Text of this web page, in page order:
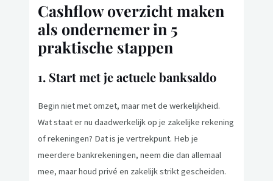
Cashflow overzicht maken
als ondernemer in 5
praktische stappen
1. Start met je actuele banksaldo
Begin niet met omzet, maar met de werkelijkheid.
Wat staat er nu daadwerkelijk op je zakelijke rekening
of rekeningen? Dat is je vertrekpunt. Heb je
meerdere bankrekeningen, neem die dan allemaal
mee, maar houd privé en zakelijk strikt gescheiden.